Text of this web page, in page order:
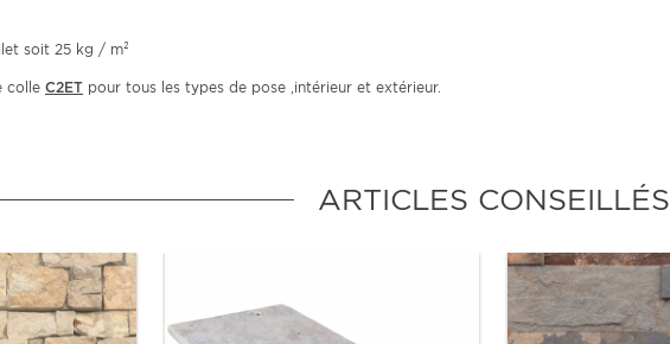
soit 25 kg / m²
colle C2ET pour tous les types de pose ,intérieur et extérieur.
ARTICLES CONSEILLÉS